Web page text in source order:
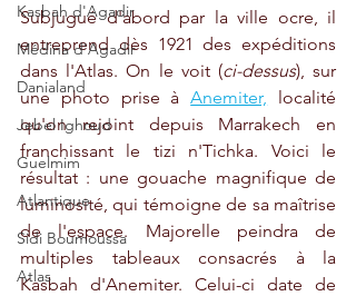
Kasbah d'Agadir
Médina d'Agadir
Danialand
Jebel Ighoud
Guelmim
Atlantique
Sidi Boumoussa
Atlas
Subjugué d'abord par la ville ocre, il
entreprend dès 1921 des expéditions
dans l'Atlas. On le voit (ci-dessus), sur
une photo prise à Anemiter,
localité
qu'on rejoint depuis Marrakech en
franchissant le tizi n'Tichka. Voici le
résultat : une gouache magnifique de
luminosité, qui témoigne de sa maîtrise
de l'espace. Majorelle peindra de
multiples tableaux consacrés à la
Kasbah d'Anemiter. Celui-ci date de